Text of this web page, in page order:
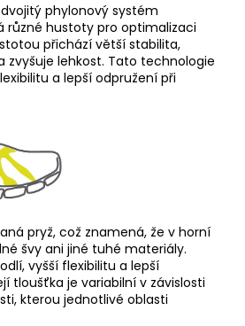
ojitý phylonový systém
různé hustoty pro optimalizaci
přichází větší stabilita,
zvyšuje lehkost. Tato technologie
a lepší odpružení při
pryž, což znamená, že v horní
švy ani jiné tuhé materiály.
vyšší flexibilitu a lepší
tloušťka je variabilní v závislosti
kterou jednotlivé oblasti